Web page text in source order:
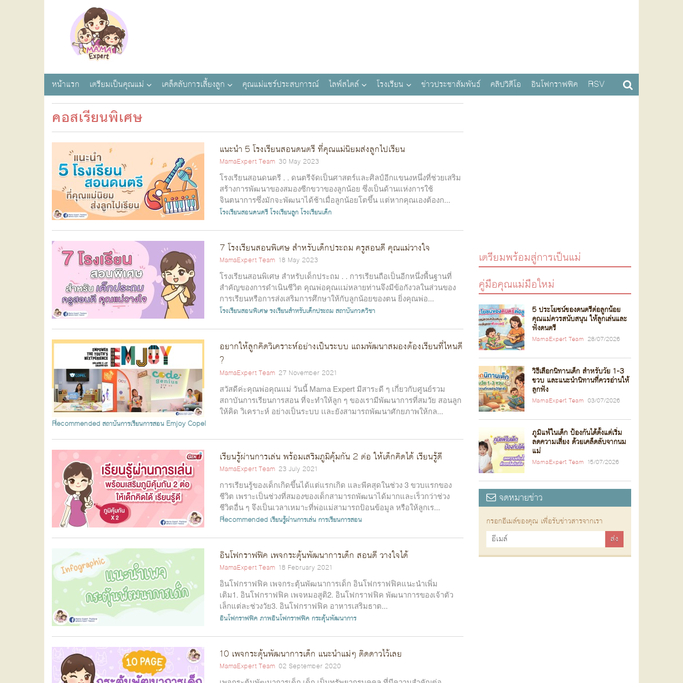
หน้าแรก เตรียมเป็นคุณแม่ เคล็ดลับการเลี้ยงลูก คุณแม่แชร์ประสบการณ์ ไลฟ์สไตล์ โรงเรียน ข่าวประชาสัมพันธ์ คลิปวิดีโอ อินโฟกราฟฟิค RSV
คอสเรียนพิเศษ
แนะนำ 5 โรงเรียนสอนดนตรี ที่คุณแม่นิยมส่งลูกไปเรียน
MamaExpert Team 30 May 2023
โรงเรียนสอนดนตรี . . ดนตรีจัดเป็นศาสตร์และศิลป์อีกแขนงหนึ่งที่ช่วยเสริม
สร้างการพัฒนาของสมองซีกขวาของลูกน้อย ซึ่งเป็นด้านแห่งการใช้
จินตนาการซึ่งมักจะพัฒนาได้ช้าเมื่อลูกน้อยโตขึ้น แต่หากคุณเองต้องก...
โรงเรียนสอนดนตรีโรงเรียนลูกโรงเรียนเด็ก
7 โรงเรียนสอนพิเศษ สำหรับเด็กประถม ครูสอนดี คุณแม่วางใจ
MamaExpert Team 18 May 2023
โรงเรียนสอนพิเศษ สำหรับเด็กประถม . . การเรียนถือเป็นอีกหนึ่งพื้นฐานที่
สำคัญของการดำเนินชีวิต คุณพ่อคุณแม่หลายท่านจึงมีข้อกังวลในส่วนของ
การเรียนหรือการส่งเสริมการศึกษาให้กับลูกน้อยของตน ยิ่งคุณพ่อ...
โรงเรียนสอนพิเศษรงเรียนสำหรับเด็กประถม สถาบันกวดวิชา
อยากให้ลูกคิดวิเคราะห์อย่างเป็นระบบ แถมพัฒนาสมองต้องเรียนที่ไหนดี
?
MamaExpert Team 27 November 2021
สวัสดีค่ะคุณพ่อคุณแม่ วันนี้ Mama Expert มีสาระดี ๆ เกี่ยวกับศูนย์รวม
สถาบันการเรียนการสอน ที่จะทำให้ลูก ๆ ของเรามีพัฒนาการที่สมวัย สอนลูก
ให้คิด วิเคราะห์ อย่างเป็นระบบ เเละยังสามารถพัฒนาศักยภาพให้กล...
Recommended สถาบันการเรียนการสอน Emjoy Copel
เรียนรู้ผ่านการเล่น พร้อมเสริมภูมิคุ้มกัน 2 ต่อ ให้เด็กคิดได้ เรียนรู้ดี
MamaExpert Team 23 July 2021
การเรียนรู้ของเด็กเกิดขึ้นได้แต่แรกเกิด และพีคสุดในช่วง 3 ขวบแรกของ
ชีวิต เพราะเป็นช่วงที่สมองของเด็กสามารถพัฒนาได้มากและเร็วกว่าช่วง
ชีวิตอื่น ๆ จึงเป็นเวลาเหมาะที่พ่อแม่สามารถป้อนข้อมูล หรือให้ลูกเร...
Recommended เรียนรู้ผ่านการเล่น การเรียนการสอน
อินโฟกราฟฟิค เพจกระตุ้นพัฒนาการเด็ก สอนดี วางใจได้
MamaExpert Team 18 February 2021
อินโฟกราฟฟิค เพจกระตุ้นพัฒนาการเด็ก อินโฟกราฟฟิคแนะนำเพิ่ม
เติม1. อินโฟกราฟฟิค เพจหมอสูติ2. อินโฟกราฟฟิค พัฒนาการของเจ้าตัว
เล็กแต่ละช่วงวัย3. อินโฟกราฟฟิค อาหารเสริมธาต...
อินโฟกราฟฟิคภาพอินโฟกราฟฟิค กระตุ้นพัฒนาการ
10 เพจกระตุ้นพัฒนาการเด็ก แนะนำแม่ๆ ติดดาวไว้เลย
MamaExpert Team 02 September 2020
เตรียมพร้อมสู่การเป็นแม่
คู่มือคุณแม่มือใหม่
5 ประโยชน์ของดนตรีต่อลูกน้อย
คุณแม่ควรสนับสนุน ให้ลูกเล่นและ
ฟังดนตรี
MamaExpert Team 28/07/2026
วิธีเลือกนิทานเด็ก สำหรับวัย 1-3
ขวบ และแนะนำนิทานที่ควรอ่านให้
ลูกฟัง
MamaExpert Team 03/07/2026
ภูมิแพ้ในเด็ก ป้องกันได้ตั้งแต่เริ่ม
ลดความเสี่ยง ด้วยเคล็ดลับจากนม
แม่
MamaExpert Team 15/07/2026
จดหมายข่าว
กรอกอีเมล์ของคุณ เพื่อรับข่าวสารจากเรา